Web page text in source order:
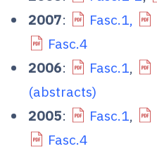
2007: Fasc.1,
Fasc.4
2006: Fasc.1,
(abstracts)
2005: Fasc.1,
Fasc.4